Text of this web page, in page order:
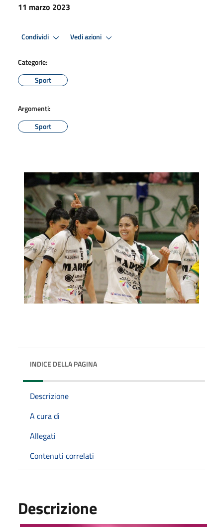
11 marzo 2023
Condividi Vedi azioni
Categorie:
Sport
Argomenti:
Sport
INDICE DELLA PAGINA
Descrizione
A cura di
Allegati
Contenuti correlati
Descrizione